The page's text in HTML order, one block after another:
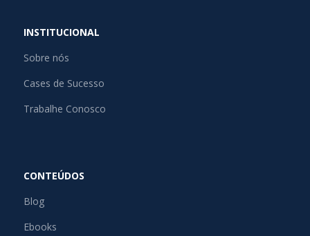
INSTITUCIONAL
Sobre nós
Cases de Sucesso
Trabalhe Conosco
CONTEÚDOS
Blog
Ebooks